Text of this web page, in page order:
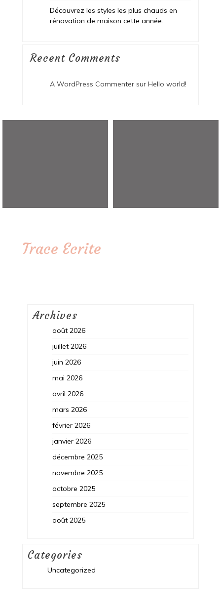
Découvrez les styles les plus chauds en
rénovation de maison cette année.
Recent Comments
A WordPress Commentersur Hello world!
Trace Ecrite
Archives
août 2026
juillet 2026
juin 2026
mai 2026
avril 2026
mars 2026
février 2026
janvier 2026
décembre 2025
novembre 2025
octobre 2025
septembre 2025
août 2025
Categories
Uncategorized